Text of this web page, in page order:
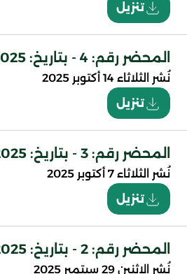
تنزيل
المحضر رقم: 4 - بتاريخ: 14/10/2025
نُشر
الثلاثاء 14 أكتوبر 2025
تنزيل
المحضر رقم: 3 - بتاريخ: 07/10/2025
نُشر
الثلاثاء 7 أكتوبر 2025
تنزيل
المحضر رقم: 2 - بتاريخ: 29/09/2025
نُشر الاثنين 29 سبتمبر 2025